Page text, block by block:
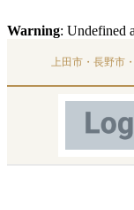
Warning: Undefined
上田市・長野市